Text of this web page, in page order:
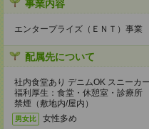
事業内容
エンタープライズ（ＥＮＴ）事業
配属先について
社内食堂あり デニムOK スニーカ
福利厚生：食堂・休憩室・診療所
禁煙（敷地内/屋内）
男女比 女性多め